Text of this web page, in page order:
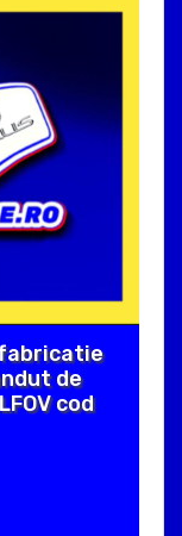
fabricatie
de
cod